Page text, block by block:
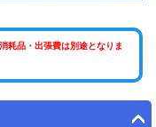
耗品・出張費は別途となりま